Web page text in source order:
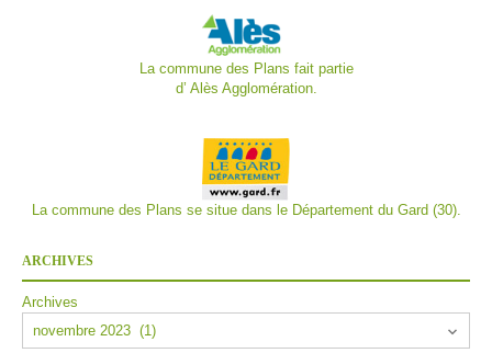
La commune des Plans fait partie
d’ Alès Agglomération.
La commune des Plans se situe dans le Département du Gard (30).
ARCHIVES
Archives